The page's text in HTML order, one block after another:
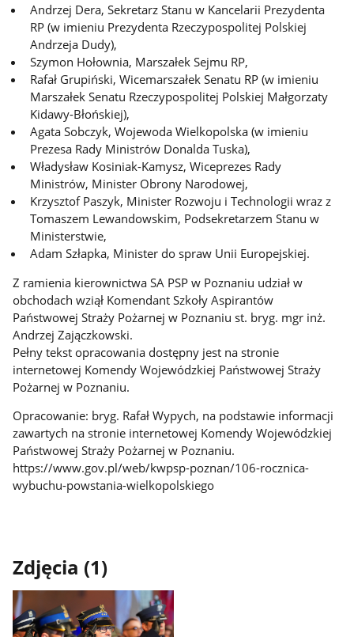
Andrzej Dera, Sekretarz Stanu w Kancelarii Prezydenta
RP (w imieniu Prezydenta Rzeczypospolitej Polskiej
Andrzeja Dudy),
Szymon Hołownia, Marszałek Sejmu RP,
Rafał Grupiński, Wicemarszałek Senatu RP (w imieniu
Marszałek Senatu Rzeczypospolitej Polskiej Małgorzaty
Kidawy-Błońskiej),
Agata Sobczyk, Wojewoda Wielkopolska (w imieniu
Prezesa Rady Ministrów Donalda Tuska),
Władysław Kosiniak-Kamysz, Wiceprezes Rady
Ministrów, Minister Obrony Narodowej,
Krzysztof Paszyk, Minister Rozwoju i Technologii wraz z
Tomaszem Lewandowskim, Podsekretarzem Stanu w
Ministerstwie,
Adam Szłapka, Minister do spraw Unii Europejskiej.
Z ramienia kierownictwa SA PSP w Poznaniu udział w
obchodach wziął Komendant Szkoły Aspirantów
Państwowej Straży Pożarnej w Poznaniu st. bryg. mgr inż.
Andrzej Zajączkowski.
Pełny tekst opracowania dostępny jest na stronie
internetowej Komendy Wojewódzkiej Państwowej Straży
Pożarnej w Poznaniu.
Opracowanie: bryg. Rafał Wypych, na podstawie informacji
zawartych na stronie internetowej Komendy Wojewódzkiej
Państwowej Straży Pożarnej w Poznaniu.
https://www.gov.pl/web/kwpsp-poznan/106-rocznica-
wybuchu-powstania-wielkopolskiego
Zdjęcia (1)